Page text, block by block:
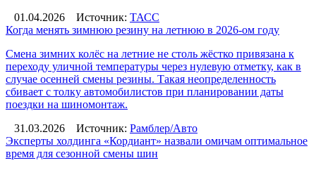
01.04.2026
Источник: ТАСС
Когда менять зимнюю резину на летнюю в 2026-ом году
Смена зимних колёс на летние не столь жёстко привязана к
переходу уличной температуры через нулевую отметку, как в
случае осенней смены резины. Такая неопределенность
сбивает с толку автомобилистов при планировании даты
поездки на шиномонтаж.
31.03.2026
Источник: Рамблер/Авто
Эксперты холдинга «Кордиант» назвали омичам оптимальное
время для сезонной смены шин